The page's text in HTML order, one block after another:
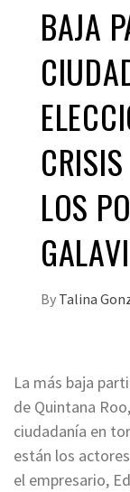
BAJA
LOS
By Talina
La más baja
de Quintana
ciudadanía en
están los
el empresario,